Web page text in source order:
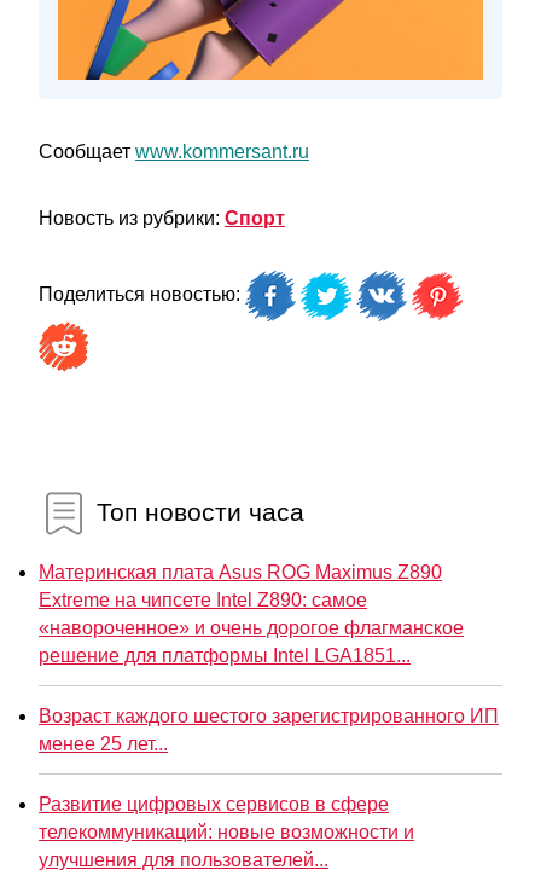
Сообщает www.kommersant.ru
Новость из рубрики: Спорт
Поделиться новостью:
Топ новости часа
Материнская плата Asus ROG Maximus Z890
Extreme на чипсете Intel Z890: самое
«навороченное» и очень дорогое флагманское
решение для платформы Intel LGA1851...
Возраст каждого шестого зарегистрированного ИП
менее 25 лет...
Развитие цифровых сервисов в сфере
телекоммуникаций: новые возможности и
улучшения для пользователей...